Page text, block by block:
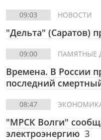
09:03 НОВОСТИ
"Дельта" (Саратов)
09:00 ПАМЯТНЫЕ
Времена. В России
последний
08:47
"МРСК Волги"
электроэнергию 3